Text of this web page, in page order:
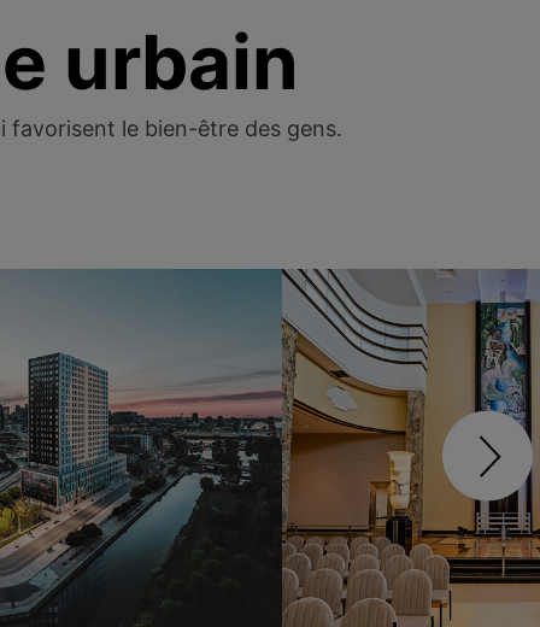
urbain
favorisent le bien-être des gens.